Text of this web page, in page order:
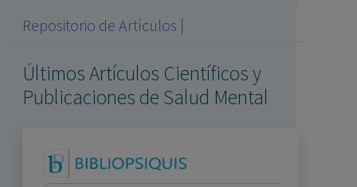
Repositorio de Artículos |
Últimos Artículos Científicos y
Publicaciones de Salud Mental